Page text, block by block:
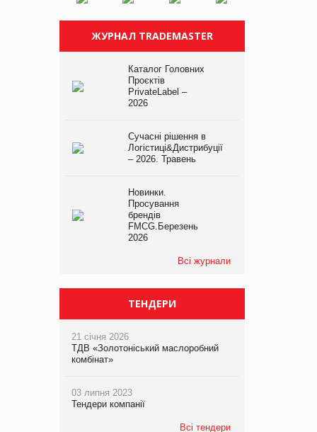
ЖУРНАЛ TRADEMASTER
Каталог Головних
Проєктів
PrivateLabel –
2026
Сучасні рішення в
Логістиці&Дистрибуції
– 2026. Травень
Новинки.
Просування
брендів
FMCG.Березень
2026
Всі журнали
ТЕНДЕРИ
21 січня 2026
ТДВ «Золотоніський маслоробний
комбінат»
03 липня 2023
Тендери компанії
Всі тендери